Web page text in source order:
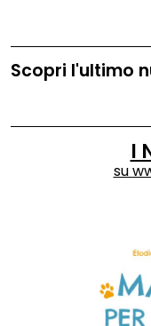
Scopri l'ultimo
I
su